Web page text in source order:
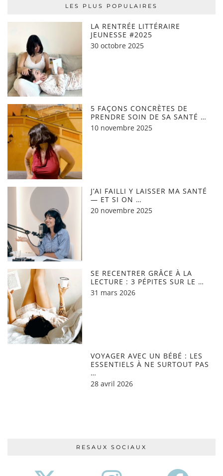
LES PLUS POPULAIRES
LA RENTRÉE LITTÉRAIRE
JEUNESSE #2025
30 octobre 2025
5 FAÇONS CONCRÈTES DE
PRENDRE SOIN DE SA SANTÉ …
10 novembre 2025
J’AI FAILLI Y LAISSER MA SANTÉ
— ET SI ON …
20 novembre 2025
SE RECENTRER GRÂCE À LA
LECTURE : 3 PÉPITES SUR LE …
31 mars 2026
VOYAGER AVEC UN BÉBÉ : LES
ESSENTIELS À NE SURTOUT PAS
…
28 avril 2026
RESAUX SOCIAUX